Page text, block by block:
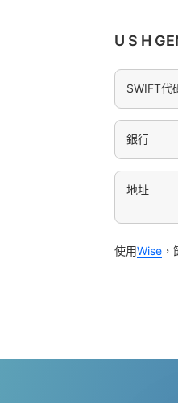
U S H
SWIFT代
銀行
地址
使用Wise